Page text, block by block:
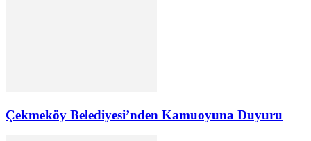
Çekmeköy Belediyesi’nden Kamuoyuna Duyuru